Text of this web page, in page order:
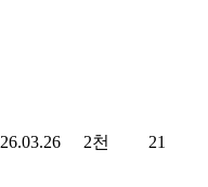
26.03.26 2천 21